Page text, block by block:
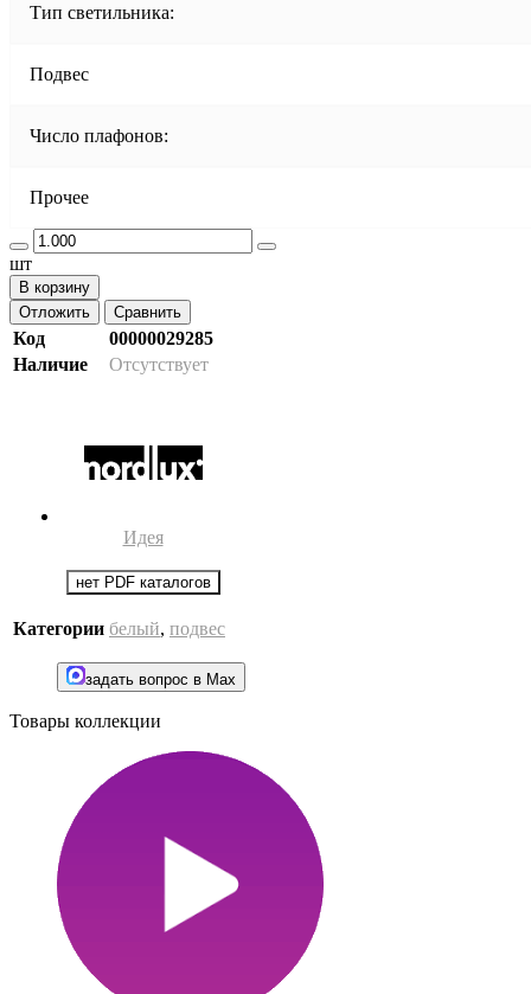
Тип светильника:
Подвес
Число плафонов:
Прочее
шт
В корзину
Отложить
Сравнить
Код
00000029285
Наличие
Отсутствует
Идея
нет PDF каталогов
Категории белый, подвес
задать вопрос в Max
Товары коллекции